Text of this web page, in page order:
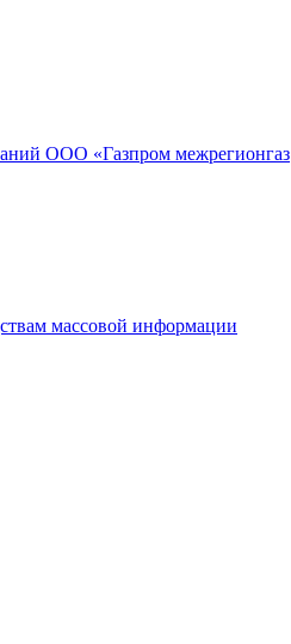
ООО «Газпром межрегионгаз
массовой информации